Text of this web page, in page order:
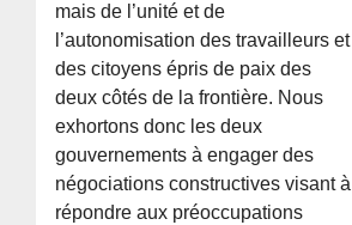
mais de l’unité et de
l’autonomisation des travailleurs et
des citoyens épris de paix des
deux côtés de la frontière. Nous
exhortons donc les deux
gouvernements à engager des
négociations constructives visant à
répondre aux préoccupations